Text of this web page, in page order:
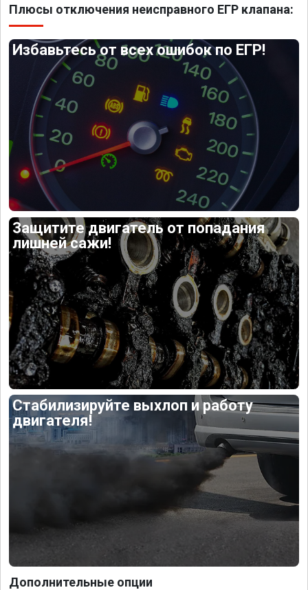
Плюсы отключения неисправного ЕГР клапана:
Избавьтесь от всех ошибок по ЕГР!
Защитите двигатель от попадания
лишней сажи!
Стабилизируйте выхлоп и работу
двигателя!
Дополнительные опции